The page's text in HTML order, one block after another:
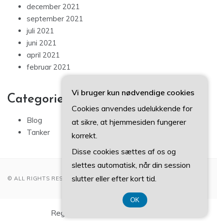
december 2021
september 2021
juli 2021
juni 2021
april 2021
februar 2021
Categories
Blog
Tanker
© ALL RIGHTS RESERVED 2022
Registreringsnummer 3740 7739
Vi bruger kun nødvendige cookies
Cookies anvendes udelukkende for
at sikre, at hjemmesiden fungerer
korrekt.
Disse cookies sættes af os og
slettes automatisk, når din session
slutter eller efter kort tid.
OK